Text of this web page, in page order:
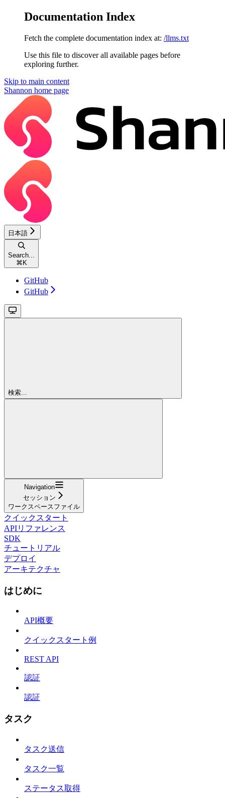
Documentation Index
Fetch the complete documentation index at: /llms.txt
Use this file to discover all available pages before
exploring further.
Skip to main content
Shannon home page
日本語
Search...
⌘ K
GitHub
GitHub
検索...
Navigation
セッション
ワークスペースファイル
クイックスタート
APIリファレンス
SDK
チュートリアル
デプロイ
アーキテクチャ
はじめに
API概要
クイックスタート例
REST API
認証
認証
タスク
タスク送信
タスク一覧
ステータス取得